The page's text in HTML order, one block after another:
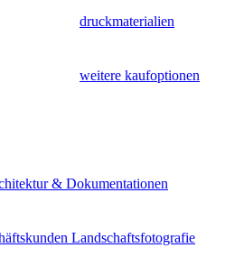
druckmaterialien
weitere kaufoptionen
& Dokumentationen
Landschaftsfotografie